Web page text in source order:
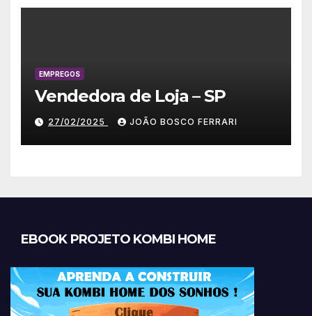
EMPREGOS
Vendedora de Loja – SP
27/02/2025 JOÃO BOSCO FERRARI
EBOOK PROJETO KOMBI HOME